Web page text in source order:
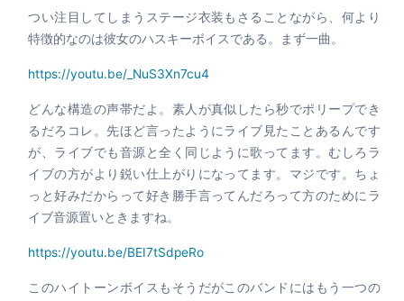
つい注目してしまうステージ衣装もさることながら、何より
特徴的なのは彼女のハスキーボイスである。まず一曲。
https://youtu.be/_NuS3Xn7cu4
どんな構造の声帯だよ。素人が真似したら秒でポリープでき
るだろコレ。先ほど言ったようにライブ見たことあるんです
が、ライブでも音源と全く同じように歌ってます。むしろラ
イブの方がより鋭い仕上がりになってます。マジです。ちょ
っと好みだからって好き勝手言ってんだろって方のためにラ
イブ音源置いときますね。
https://youtu.be/BEI7tSdpeRo
このハイトーンボイスもそうだがこのバンドにはもう一つの